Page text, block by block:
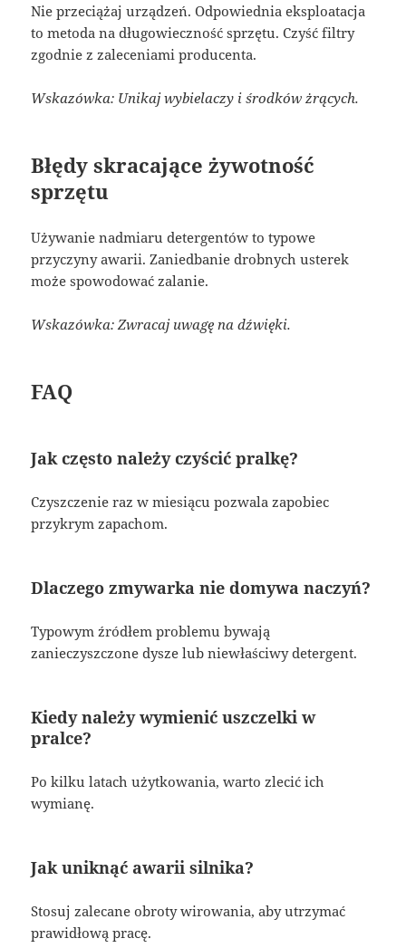
Nie przeciążaj urządzeń. Odpowiednia eksploatacja
to metoda na długowieczność sprzętu. Czyść filtry
zgodnie z zaleceniami producenta.
Wskazówka: Unikaj wybielaczy i środków żrących.
Błędy skracające żywotność
sprzętu
Używanie nadmiaru detergentów to typowe
przyczyny awarii. Zaniedbanie drobnych usterek
może spowodować zalanie.
Wskazówka: Zwracaj uwagę na dźwięki.
FAQ
Jak często należy czyścić pralkę?
Czyszczenie raz w miesiącu pozwala zapobiec
przykrym zapachom.
Dlaczego zmywarka nie domywa naczyń?
Typowym źródłem problemu bywają
zanieczyszczone dysze lub niewłaściwy detergent.
Kiedy należy wymienić uszczelki w
pralce?
Po kilku latach użytkowania, warto zlecić ich
wymianę.
Jak uniknąć awarii silnika?
Stosuj zalecane obroty wirowania, aby utrzymać
prawidłową pracę.